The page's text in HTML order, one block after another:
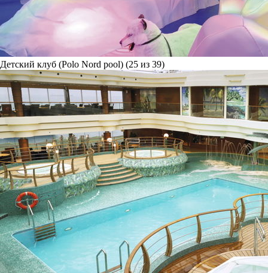
Детский клуб (Polo Nord pool) (25 из 39)